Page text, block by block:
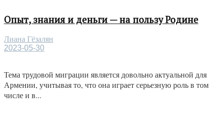
Опыт, знания и деньги — на пользу Родине
Лиана Гёзалян
2023-05-30
Тема трудовой миграции является довольно актуальной для
Армении, учитывая то, что она играет серьезную роль в том
числе и в...